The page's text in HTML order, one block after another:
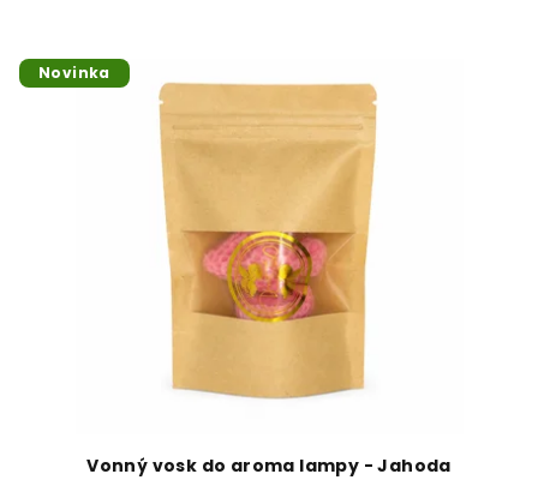
Novinka
Vonný vosk do aroma lampy - Jahoda